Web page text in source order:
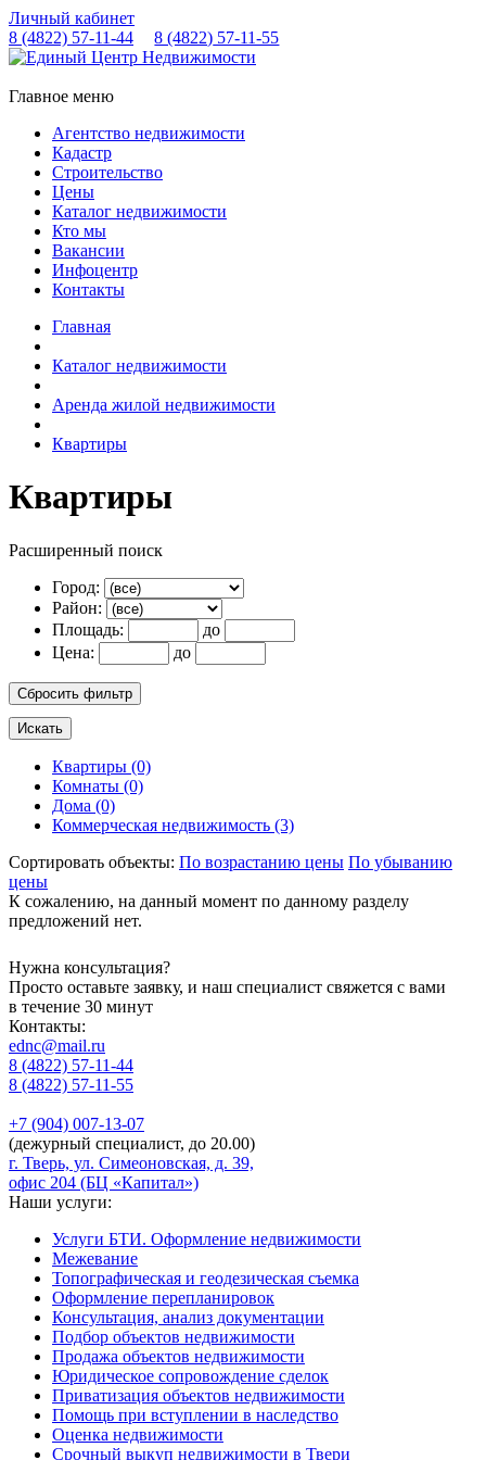
Личный кабинет
8 (4822) 57-11-44 8 (4822) 57-11-55
Главное меню
Агентство недвижимости
Кадастр
Строительство
Цены
Каталог недвижимости
Кто мы
Вакансии
Инфоцентр
Контакты
Главная
Каталог недвижимости
Аренда жилой недвижимости
Квартиры
Квартиры
Расширенный поиск
Город:
Район:
Площадь:
до
Цена:
до
Квартиры (0)
Комнаты (0)
Дома (0)
Коммерческая недвижимость (3)
Сортировать объекты: По возрастанию цены По убыванию
цены
К сожалению, на данный момент по данному разделу
предложений нет.
Нужна консультация?
Просто оставьте заявку, и наш специалист свяжется с вами
в течение 30 минут
Контакты:
ednc@mail.ru
8 (4822) 57-11-44
8 (4822) 57-11-55
+7 (904) 007-13-07
(дежурный специалист, до 20.00)
г. Тверь, ул. Симеоновская, д. 39,
офис 204 (БЦ «Капитал»)
Наши услуги:
Услуги БТИ. Оформление недвижимости
Межевание
Топографическая и геодезическая съемка
Оформление перепланировок
Консультация, анализ документации
Подбор объектов недвижимости
Продажа объектов недвижимости
Юридическое сопровождение сделок
Приватизация объектов недвижимости
Помощь при вступлении в наследство
Оценка недвижимости
Срочный выкуп недвижимости в Твери